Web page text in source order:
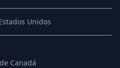
Unidos
Canadá